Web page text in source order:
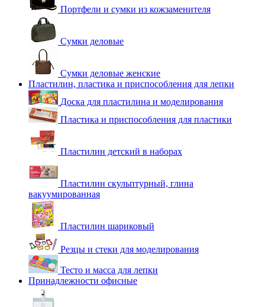
Портфели и сумки из кожзаменителя
Сумки деловые
Сумки деловые женские
Пластилин, пластика и приспособления для лепки
Доска для пластилина и моделирования
Пластика и приспособления для пластики
Пластилин детский в наборах
Пластилин скульптурный, глина
вакуумированная
Пластилин шариковый
Резцы и стеки для моделирования
Тесто и масса для лепки
Принадлежности офисные